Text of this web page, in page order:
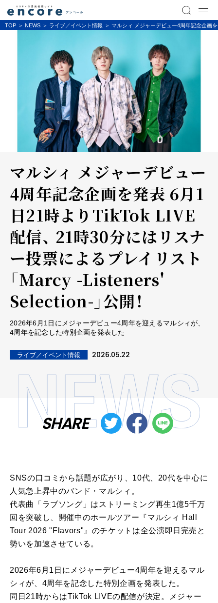
TOP NEWS ライブ／イベント情報 マルシィ メジャーデビュー4周年記念企画
マルシィ メジャーデビュー
4周年記念企画を発表 6月1
日21時よりTikTok LIVE
配信、 21時30分にはリスナ
ー投票によるプレイリスト
「Marcy -Listeners'
Selection-」公開！
2026年6月1日にメジャーデビュー4周年を迎えるマルシィが、
4周年を記念した特別企画を発表した
ライブ／イベント情報 2026.05.22
SHARE
SNSの口コミから話題が広がり、10代、20代を中心に
人気急上昇中のバンド・マルシィ。
代表曲「ラブソング」はストリーミング再生1億5千万
回を突破し、開催中のホールツアー『マルシィ Hall
Tour 2026 "Flavors"』のチケットは全公演即日完売と
勢いを加速させている。
2026年6月1日にメジャーデビュー4周年を迎えるマル
シィが、4周年を記念した特別企画を発表した。
同日21時からはTikTok LIVEの配信が決定。メジャー